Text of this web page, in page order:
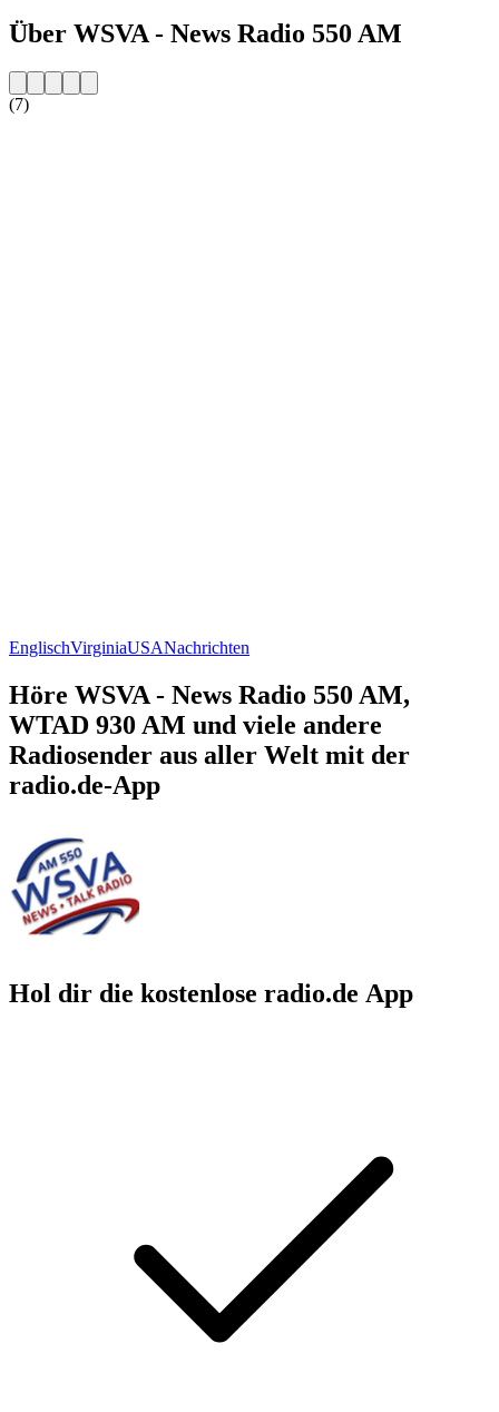
Über WSVA - News Radio 550 AM
(7)
EnglischVirginiaUSANachrichten
Höre WSVA - News Radio 550 AM,
WTAD 930 AM und viele andere
Radiosender aus aller Welt mit der
radio.de-App
Hol dir die kostenlose radio.de App